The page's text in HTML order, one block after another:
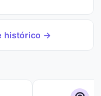
histórico →